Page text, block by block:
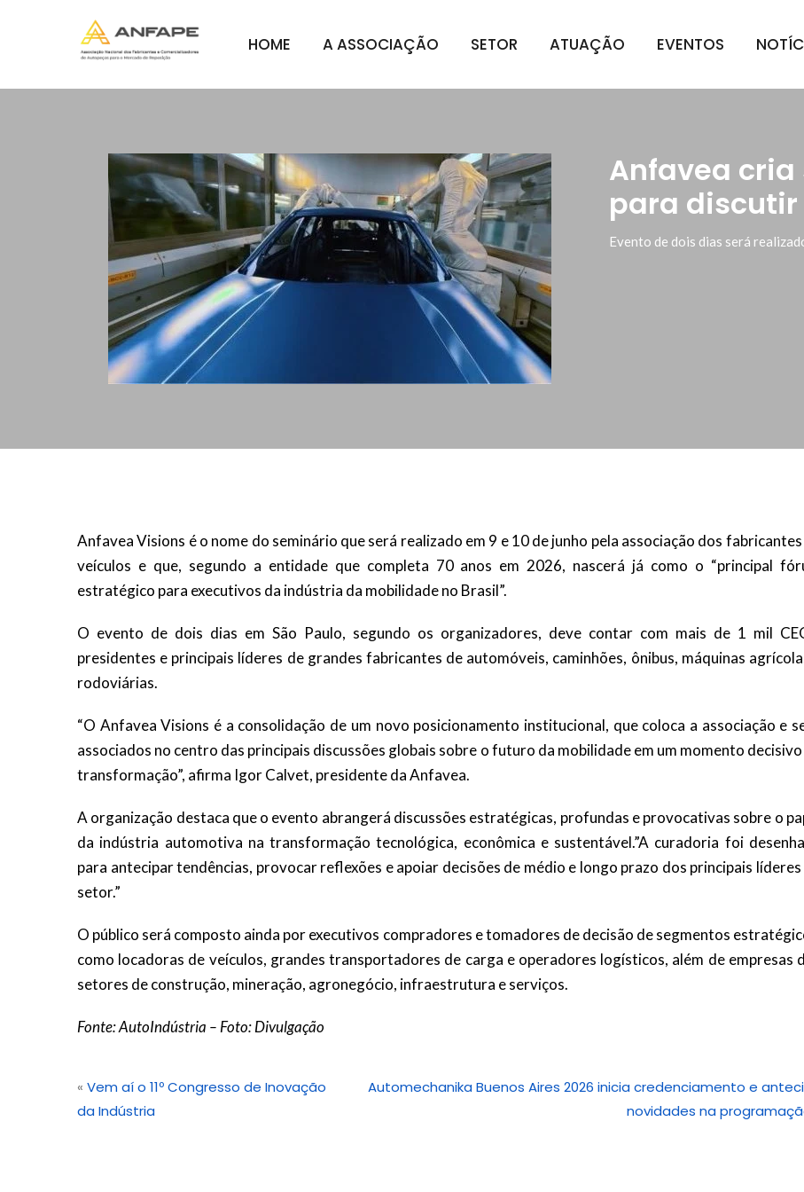
HOME A ASSOCIAÇÃO SETOR ATUAÇÃO EVENTOS
Anfavea
para
Evento de dois dias será
Anfavea Visions é o nome do seminário que será realizado em 9 e 10 de junho pela associação dos
veículos e que, segundo a entidade que completa 70 anos em 2026, nascerá já como o “principal
estratégico para executivos da indústria da mobilidade no Brasil”.
O evento de dois dias em São Paulo, segundo os organizadores, deve contar com mais de 1 mil
presidentes e principais líderes de grandes fabricantes de automóveis, caminhões, ônibus, máquinas
rodoviárias.
“O Anfavea Visions é a consolidação de um novo posicionamento institucional, que coloca a associação e
associados no centro das principais discussões globais sobre o futuro da mobilidade em um momento
transformação”, afirma Igor Calvet, presidente da Anfavea.
A organização destaca que o evento abrangerá discussões estratégicas, profundas e provocativas sobre o
da indústria automotiva na transformação tecnológica, econômica e sustentável.”A curadoria foi
para antecipar tendências, provocar reflexões e apoiar decisões de médio e longo prazo dos principais líderes
setor.”
O público será composto ainda por executivos compradores e tomadores de decisão de segmentos
como locadoras de veículos, grandes transportadores de carga e operadores logísticos, além de empresas
setores de construção, mineração, agronegócio, infraestrutura e serviços.
Fonte: AutoIndústria – Foto: Divulgação
« Vem aí o 11º Congresso de Inovação
da Indústria
Automechanika Buenos Aires 2026 inicia credenciamento e
novidades na